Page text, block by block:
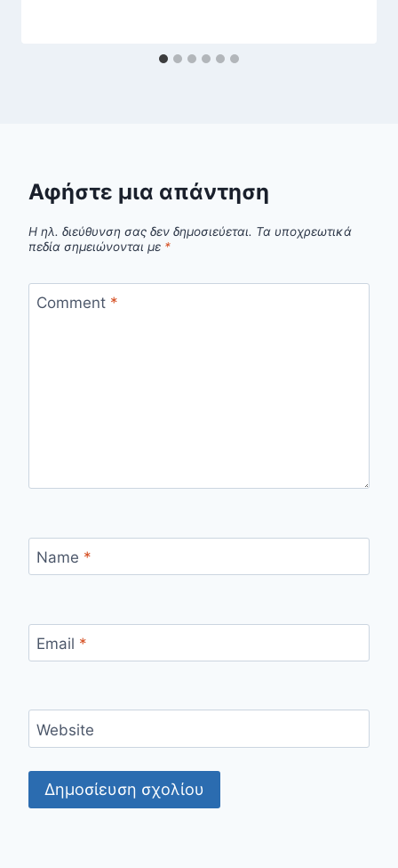
Αφήστε μια απάντηση
Η ηλ. διεύθυνση σας δεν δημοσιεύεται. Τα υποχρεωτικά
πεδία σημειώνονται με *
Comment *
Name *
Email *
Website